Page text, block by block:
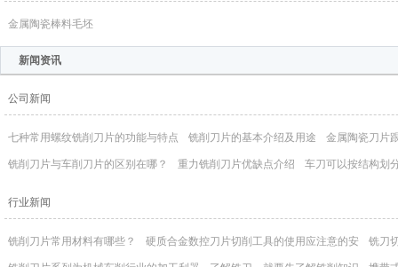
金属陶瓷棒料毛坯
新闻资讯
公司新闻
七种常用螺纹铣削刀片的功能与特点 铣削刀片的基本介绍及用途 金属陶瓷刀片
铣削刀片与车削刀片的区别在哪？ 重力铣削刀片优缺点介绍 车刀可以按结构划
行业新闻
铣削刀片常用材料有哪些？ 硬质合金数控刀片切削工具的使用应注意的安 铣刀